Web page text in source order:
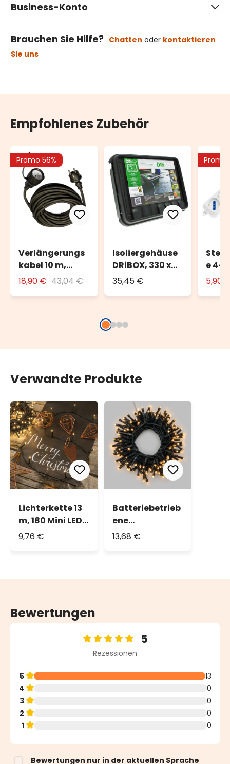
Business-Konto
Brauchen Sie Hilfe? Chatten oder kontaktieren
Sie uns
Empfohlenes Zubehör
Promo 56%
Verlängerungs
kabel 10 m,
schwarz, außen
18,90 € 43,04 €
Isoliergehäuse
DRiBOX, 330 x
230 x 140 mm,
35,45 €
Promo
e 4-
5,90
Verwandte Produkte
Lichterkette 13
m, 180 Mini LEDs
warmweiß
9,76 €
Batteriebetrieb
ene
Lichterkette 12
13,68 €
Bewertungen
Durchschnittliche Bewertung von 5 von 5 Sternen
5
Rezessionen
5
13
4
0
3
0
2
0
1
0
Bewertungen nur in der aktuellen Sprache